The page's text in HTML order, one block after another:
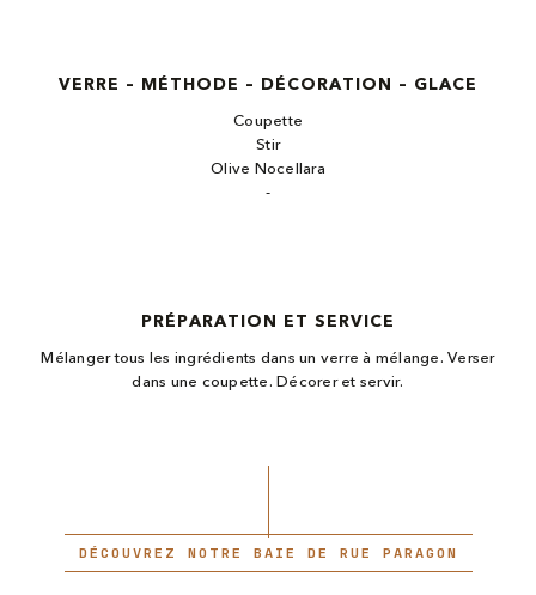
VERRE – MÉTHODE – DÉCORATION – GLACE
Coupette
Stir
Olive Nocellara
-
PRÉPARATION ET SERVICE
Mélanger tous les ingrédients dans un verre à mélange. Verser
dans une coupette. Décorer et servir.
DÉCOUVREZ NOTRE BAIE DE RUE PARAGON